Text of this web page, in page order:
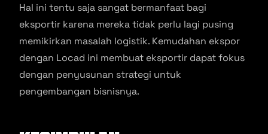
Hal ini tentu saja sangat bermanfaat bagi
eksportir karena mereka tidak perlu lagi pusing
memikirkan masalah logistik. Kemudahan ekspor
dengan Locad ini membuat eksportir dapat fokus
dengan penyusunan strategi untuk
pengembangan bisnisnya.